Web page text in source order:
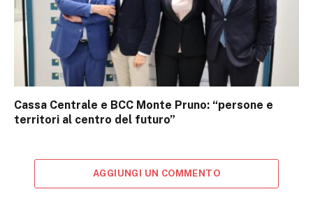
Cassa Centrale e BCC Monte Pruno: “persone e
territori al centro del futuro”
AGGIUNGI UN COMMENTO